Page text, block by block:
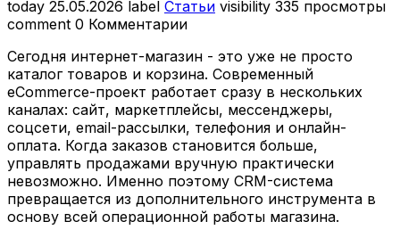
today 25.05.2026 label Статьи visibility 335 просмотры
comment 0 Комментарии
Сегодня интернет-магазин - это уже не просто
каталог товаров и корзина. Современный
eCommerce-проект работает сразу в нескольких
каналах: сайт, маркетплейсы, мессенджеры,
соцсети, email-рассылки, телефония и онлайн-
оплата. Когда заказов становится больше,
управлять продажами вручную практически
невозможно. Именно поэтому CRM-система
превращается из дополнительного инструмента в
основу всей операционной работы магазина.